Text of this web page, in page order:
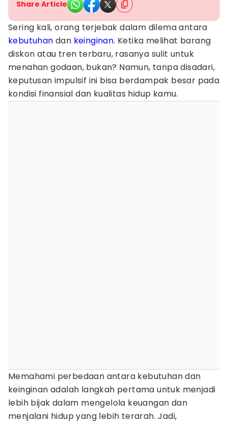
Share Article
Sering kali, orang terjebak dalam dilema antara
kebutuhan dan keinginan. Ketika melihat barang
diskon atau tren terbaru, rasanya sulit untuk
menahan godaan, bukan? Namun, tanpa disadari,
keputusan impulsif ini bisa berdampak besar pada
kondisi finansial dan kualitas hidup kamu.
Memahami perbedaan antara kebutuhan dan
keinginan adalah langkah pertama untuk menjadi
lebih bijak dalam mengelola keuangan dan
menjalani hidup yang lebih terarah. Jadi,